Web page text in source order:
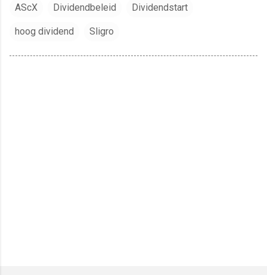
AScX Dividendbeleid Dividendstart
hoog dividend Sligro